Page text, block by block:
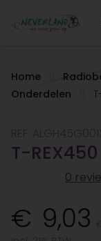
Home
Onderdelen
T-REX450
0
9,03